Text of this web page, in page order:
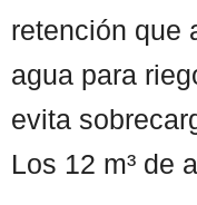
retención que
agua para
evita
Los 12 m³ de